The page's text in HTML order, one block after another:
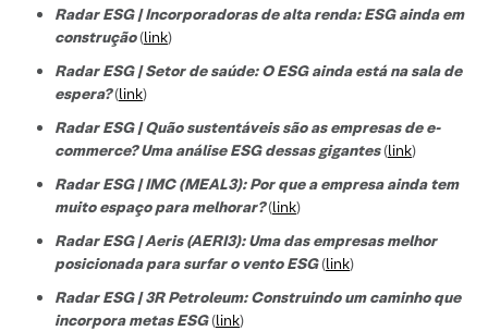
Radar ESG | Incorporadoras de alta renda: ESG ainda em
construção(link)
Radar ESG | Setor de saúde: O ESG ainda está na sala de
espera?(link)
Radar ESG | Quão sustentáveis são as empresas de e-
commerce? Uma análise ESG dessas gigantes(link)
Radar ESG | IMC (MEAL3): Por que a empresa ainda tem
muito espaço para melhorar?(link)
Radar ESG | Aeris (AERI3): Uma das empresas melhor
posicionada para surfar o vento ESG(link)
Radar ESG | 3R Petroleum: Construindo um caminho que
incorpora metas ESG(link)